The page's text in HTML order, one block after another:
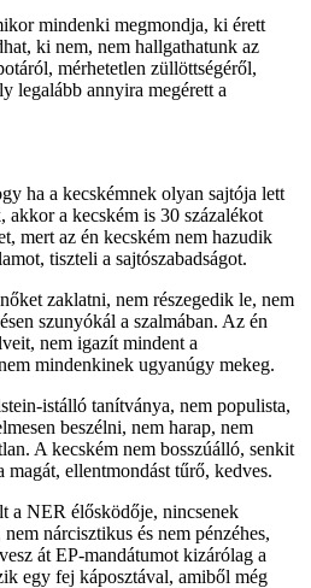
mindenki megmondja, ki érett
ki nem, nem hallgathatunk az
mérhetetlen züllöttségéről,
legalább annyira megérett a
ha a kecskémnek olyan sajtója lett
a kecském is 30 százalékot
mert az én kecském nem hazudik
tiszteli a sajtószabadságot.
zaklatni, nem részegedik le, nem
szunyókál a szalmában. Az én
nem igazít mindent a
mindenkinek ugyanúgy mekeg.
istálló tanítványa, nem populista,
beszélni, nem harap, nem
A kecském nem bosszúálló, senkit
ellentmondást tűrő, kedves.
a NER élősködője, nincsenek
nárcisztikus és nem pénzéhes,
át EP-mandátumot kizárólag a
egy fej káposztával, amiből még